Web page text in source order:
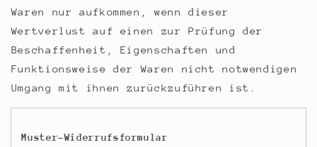
Waren nur aufkommen, wenn dieser
Wertverlust auf einen zur Prüfung der
Beschaffenheit, Eigenschaften und
Funktionsweise der Waren nicht notwendigen
Umgang mit ihnen zurückzuführen ist.
Muster-Widerrufsformular